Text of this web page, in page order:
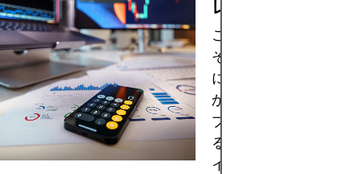
レビュー: 利点と
この金融アプリに出
それがどのようなも
になったことはあり
か？このレビューで
プリの機能や利点を
る際に考慮すべき重
イントを詳しくご紹